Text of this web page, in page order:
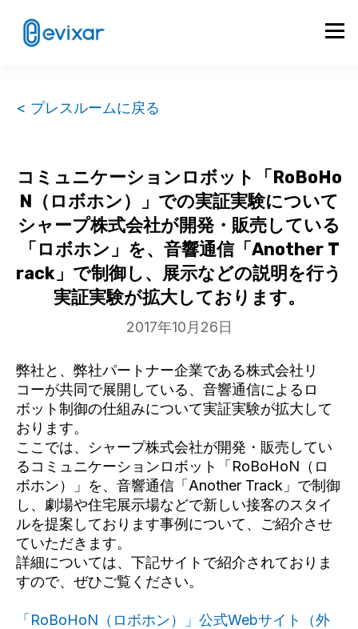
< プレスルームに戻る
コミュニケーションロボット「RoBoHo
N（ロボホン）」での実証実験について
シャープ株式会社が開発・販売している
「ロボホン」を、音響通信「Another T
rack」で制御し、展示などの説明を行う
実証実験が拡大しております。
2017年10月26日
弊社と、弊社パートナー企業である株式会社リ
コーが共同で展開している、音響通信によるロ
ボット制御の仕組みについて実証実験が拡大して
おります。
ここでは、シャープ株式会社が開発・販売してい
るコミュニケーションロボット「RoBoHoN（ロ
ボホン）」を、音響通信「Another Track」で制御
し、劇場や住宅展示場などで新しい接客のスタイ
ルを提案しております事例について、ご紹介させ
ていただきます。
詳細については、下記サイトで紹介されておりま
すので、ぜひご覧ください。
「RoBoHoN（ロボホン）」公式Webサイト（外